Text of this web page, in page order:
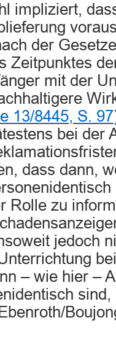
impliziert,
der
Zeitpunktes
mit der
13/8445, S. 97
bei der
dass dann,
Rolle zu
jedoch
– wie hier –